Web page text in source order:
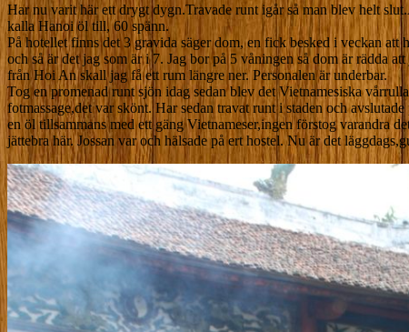
Har nu varit här ett drygt dygn.Travade runt igår så man blev helt
kalla Hanoi öl till, 60 spänn.
På hotellet finns det 3 gravida säger dom, en fick besked i veckan att
och så är det jag som är i 7. Jag bor på 5 våningen så dom är rädda
från Hoi An skall jag få ett rum längre ner. Personalen är underbar.
Tog en promenad runt sjön idag sedan blev det Vietnamesiska
fotmassage,det var skönt. Har sedan travat runt i staden och
en öl tillsammans med ett gäng Vietnameser,ingen förstog varandra
jättebra här. Jossan var och hälsade på ert hostel. Nu är det